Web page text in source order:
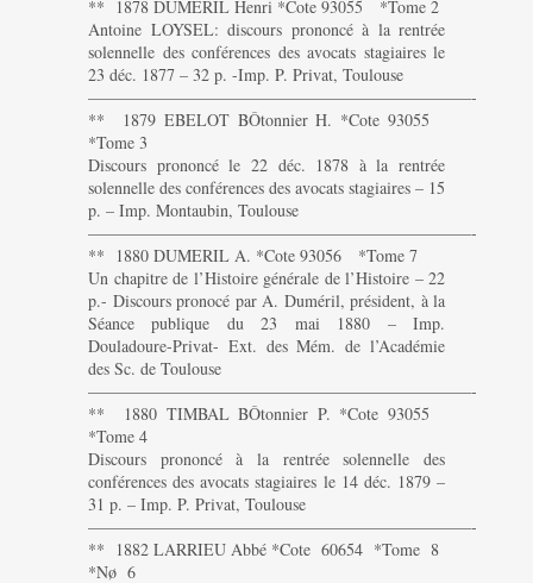
** 1878 DUMERIL Henri *Cote 93055 *Tome 2
Antoine LOYSEL: discours prononcé à la rentrée
solennelle des conférences des avocats stagiaires le
23 déc. 1877 – 32 p. -Imp. P. Privat, Toulouse
———————————————————————-
** 1879 EBELOT BÔtonnier H. *Cote 93055
*Tome 3
Discours prononcé le 22 déc. 1878 à la rentrée
solennelle des conférences des avocats stagiaires – 15
p. – Imp. Montaubin, Toulouse
———————————————————————-
** 1880 DUMERIL A. *Cote 93056 *Tome 7
Un chapitre de l’Histoire générale de l’Histoire – 22
p.- Discours pronocé par A. Duméril, président, à la
Séance publique du 23 mai 1880 – Imp.
Douladoure-Privat- Ext. des Mém. de l’Académie
des Sc. de Toulouse
———————————————————————-
** 1880 TIMBAL BÔtonnier P. *Cote 93055
*Tome 4
Discours prononcé à la rentrée solennelle des
conférences des avocats stagiaires le 14 déc. 1879 –
31 p. – Imp. P. Privat, Toulouse
———————————————————————-
** 1882 LARRIEU Abbé *Cote 60654 *Tome 8
*Nø 6